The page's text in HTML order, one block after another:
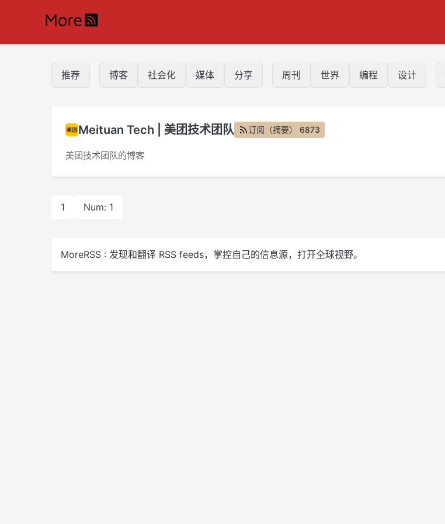
推荐 博客 社会化 媒体 分享 周刊 世界 编程 设计
Meituan Tech | 美团技术团队 订阅（摘要） 6873
美团技术团队的博客
1 Num: 1
MoreRSS : 发现和翻译 RSS feeds，掌控自己的信息源，打开全球视野。